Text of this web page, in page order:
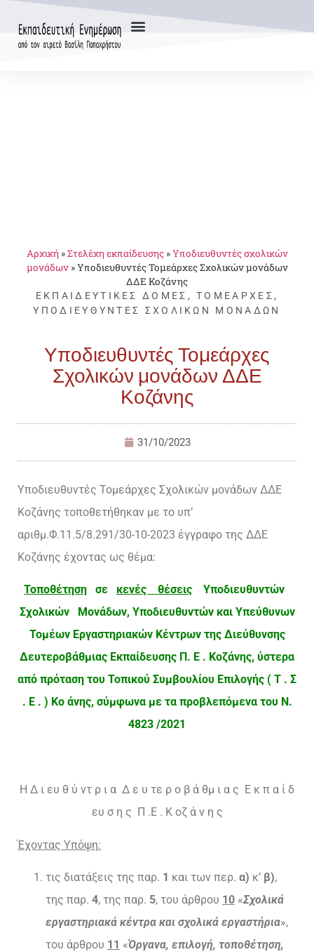
Αρχική »Στελέχη εκπαίδευσης»Υποδιευθυντές σχολικών
μονάδων»Υποδιευθυντές Τομεάρχες Σχολικών μονάδων
ΔΔΕ Κοζάνης
ΕΚΠΑΙΔΕΥΤΙΚΈΣ ΔΟΜΈΣ ,ΤΟΜΕΆΡΧΕΣ ,
ΥΠΟΔΙΕΥΘΥΝΤΈΣ ΣΧΟΛΙΚΏΝ ΜΟΝΆΔΩΝ
Υποδιευθυντές Τομεάρχες
Σχολικών μονάδων ΔΔΕ
Κοζάνης
31/10/2023
Υποδιευθυντές Τομεάρχες Σχολικών μονάδων ΔΔΕ
Κοζάνης τοποθετήθηκαν με το υπ’
αριθμ.Φ.11.5/8.291/30-10-2023 έγγραφο της ΔΔΕ
Κοζάνης έχοντας ως θέμα:
Τοποθέτηση σε κενές θέσεις Υποδιευθυντών
Σχολικών Μονάδων, Υποδιευθυντών και Υπεύθυνων
Τομέων Εργαστηριακών Κέντρων της Διεύθυνσης
Δευτεροβάθμιας Εκπαίδευσης Π. Ε . Κοζάνης, ύστερα
από πρόταση του Τοπικού Συμβουλίου Επιλογής ( Τ . Σ
. Ε . ) Κο άνης, σύμφωνα με τα προβλεπόμενα του Ν.
4823 /2021
Η Δ ι ευ θ ύ ντ ρ ι α Δ ε υ τε ρ ο β ά θμ ι α ς Ε κ π α ί δ
ευ σ η ς Π .Ε . Κ οζ ά ν η ς
Έχοντας Υπόψη:
τις διατάξεις της παρ. 1 και των περ. α) κ’ β),
της παρ. 4, της παρ. 5, του άρθρου 10 «Σχολικά
εργαστηριακά κέντρα και σχολικά εργαστήρια»,
του άρθρου 11 «Όργανα, επιλογή, τοποθέτηση,